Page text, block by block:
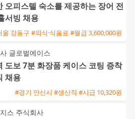
오피스텔 숙소를 제공하는 장어 전
서빙 채용
울 강동구 #외식·식음료 #월급 3,600,000원
글로벌에이스
도보 7분 화장품 케이스 코팅 증착
채용
#경기 안산시 #생산직 #시급 10,320원
스 주식회사